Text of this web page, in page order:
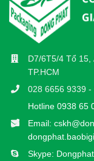
D7/6T5/4 Tổ 15,
TP.HCM
028 6656 9339
Hotline 0938 65
Email:
Skype: